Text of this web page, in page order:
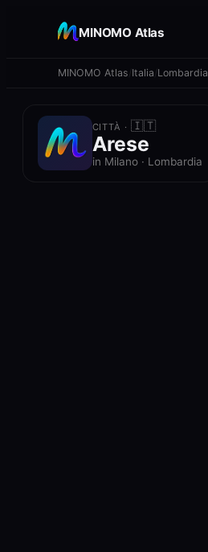
MINOMO Atlas
MINOMO Atlas Italia Lombardia
CITTÀ · 🇮🇹
Arese
in Milano · Lombardia